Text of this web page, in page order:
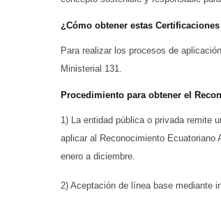
¿Cómo obtener estas
Para realizar los procesos de
Ministerial 131.
Procedimiento para obtener el
1) La entidad pública o privada remite
aplicar al Reconocimiento Ecuatoriano
enero a diciembre.
2) Aceptación de línea base mediante